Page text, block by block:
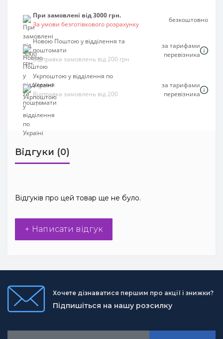
При замовлені від 3000 грн.
За умови безготівкового розрахунку
безкоштовно
Новою Поштою у відділення та
поштомати
Відправка замовлень від 200 грн
за тарифами
перевізника
Укрпоштою у відділення по
Україні
Відправка замовлень від 200
грн
за тарифами
перевізника
Відгуки (0)
Відгуків про цей товар ще не було.
+ Написати відгук
Хочете дізнаватися першим про акції і знижки?
Підпишіться на нашу розсилку